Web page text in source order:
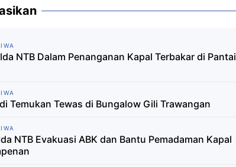
NTB Dalam Penanganan Kapal Terbakar di Pantai
Temukan Tewas di Bungalow Gili Trawangan
NTB Evakuasi ABK dan Bantu Pemadaman Kapal